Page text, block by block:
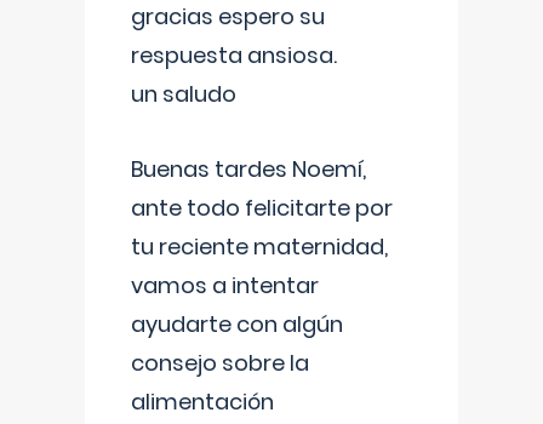
gracias espero su
respuesta ansiosa.
un saludo
Buenas tardes Noemí,
ante todo felicitarte por
tu reciente maternidad,
vamos a intentar
ayudarte con algún
consejo sobre la
alimentación